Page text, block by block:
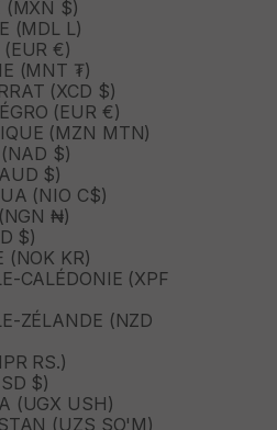
(MXN $)
(MDL L)
(EUR €)
(MNT ₮)
(XCD $)
(EUR €)
(MZN MTN)
$)
$)
(NIO C$)
₦)
$)
(NOK KR)
CALÉDONIE (XPF
ZÉLANDE (NZD
RS.)
$)
(UGX USH)
(UZS SO'M)